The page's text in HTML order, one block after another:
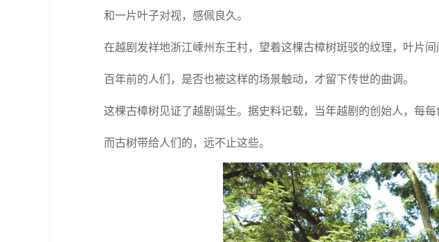
和一片叶子对视，感佩良久。
在越剧发祥地浙江嵊州东王村，望着这棵古樟树斑驳的纹理，叶片
百年前的人们，是否也被这样的场景触动，才留下传世的曲调。
这棵古樟树见证了越剧诞生。据史料记载，当年越剧的创始人，每
而古树带给人们的，远不止这些。